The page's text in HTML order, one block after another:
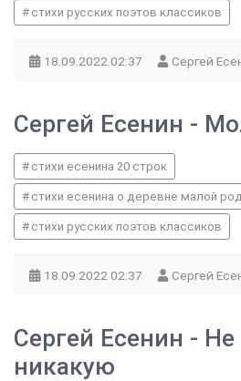
стихи русских поэтов классиков
18.09.2022 02:37 Сергей
Сергей Есенин -
стихи есенина 20 строк
стихи есенина о деревне малой
стихи русских поэтов классиков
18.09.2022 02:37 Сергей
Сергей Есенин - Не
никакую